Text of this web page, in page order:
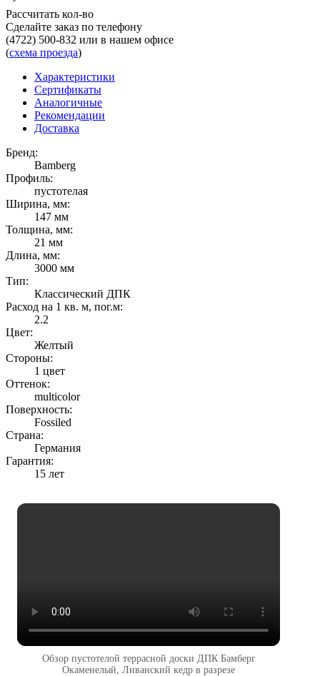
Рассчитать кол-во
Сделайте заказ по телефону
(4722) 500-832 или в нашем офисе
(схема проезда)
Характеристики
Сертификаты
Аналогичные
Рекомендации
Доставка
Бренд:
Bamberg
Профиль:
пустотелая
Ширина, мм:
147 мм
Толщина, мм:
21 мм
Длина, мм:
3000 мм
Тип:
Классический ДПК
Расход на 1 кв. м, пог.м:
2.2
Цвет:
Желтый
Стороны:
1 цвет
Оттенок:
multicolor
Поверхность:
Fossiled
Страна:
Германия
Гарантия:
15 лет
Обзор пустотелой террасной доски ДПК Бамберг
Окаменелый, Ливанский кедр в разрезе